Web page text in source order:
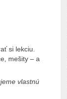
si lekciu.
mešity – a
vlastnú